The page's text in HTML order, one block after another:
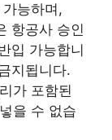
능하며,
항공사 승인
입 가능합니
지됩니다.
가 포함된
을 수 없습